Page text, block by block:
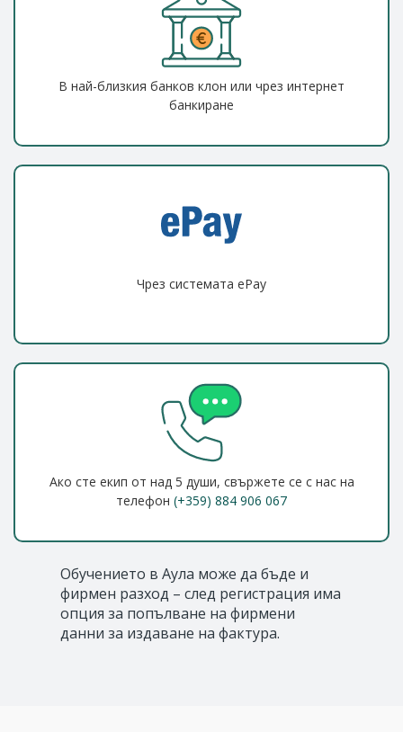
В най-близкия банков клон или чрез интернет
банкиране
Чрез системата ePay
Ако сте екип от над 5 души, свържете се с нас на
телефон (+359) 884 906 067
Обучението в Аула може да бъде и
фирмен разход – след регистрация има
опция за попълване на фирмени
данни за издаване на фактура.